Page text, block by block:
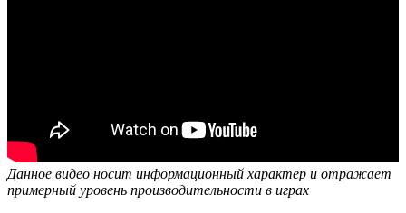
Данное видео носит информационный характер и отражает
примерный уровень производительности в играх